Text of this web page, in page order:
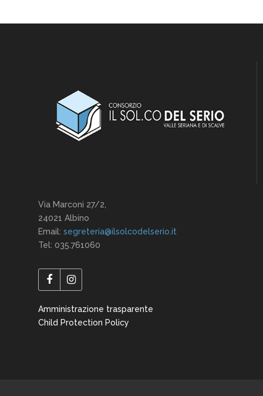
Via Marconi 27/2,
24021 Albino
Email: segreteria@ilsolcodelserio.it
Tel: 035.761060
Amministrazione trasparente
Child Protection Policy